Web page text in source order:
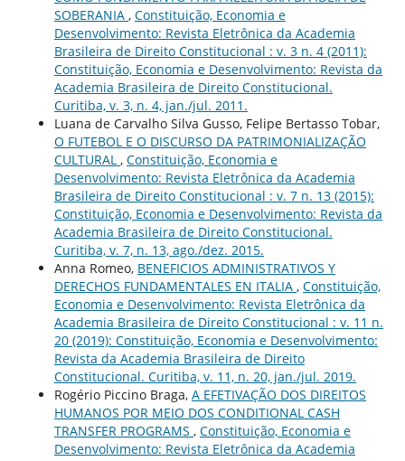
SOBERANIA , Constituição, Economia e
Desenvolvimento: Revista Eletrônica da Academia
Brasileira de Direito Constitucional : v. 3 n. 4 (2011):
Constituição, Economia e Desenvolvimento: Revista da
Academia Brasileira de Direito Constitucional.
Curitiba, v. 3, n. 4, jan./jul. 2011.
Luana de Carvalho Silva Gusso, Felipe Bertasso Tobar,
O FUTEBOL E O DISCURSO DA PATRIMONIALIZAÇÃO
CULTURAL , Constituição, Economia e
Desenvolvimento: Revista Eletrônica da Academia
Brasileira de Direito Constitucional : v. 7 n. 13 (2015):
Constituição, Economia e Desenvolvimento: Revista da
Academia Brasileira de Direito Constitucional.
Curitiba, v. 7, n. 13, ago./dez. 2015.
Anna Romeo, BENEFICIOS ADMINISTRATIVOS Y
DERECHOS FUNDAMENTALES EN ITALIA , Constituição,
Economia e Desenvolvimento: Revista Eletrônica da
Academia Brasileira de Direito Constitucional : v. 11 n.
20 (2019): Constituição, Economia e Desenvolvimento:
Revista da Academia Brasileira de Direito
Constitucional. Curitiba, v. 11, n. 20, jan./jul. 2019.
Rogério Piccino Braga, A EFETIVAÇÃO DOS DIREITOS
HUMANOS POR MEIO DOS CONDITIONAL CASH
TRANSFER PROGRAMS , Constituição, Economia e
Desenvolvimento: Revista Eletrônica da Academia